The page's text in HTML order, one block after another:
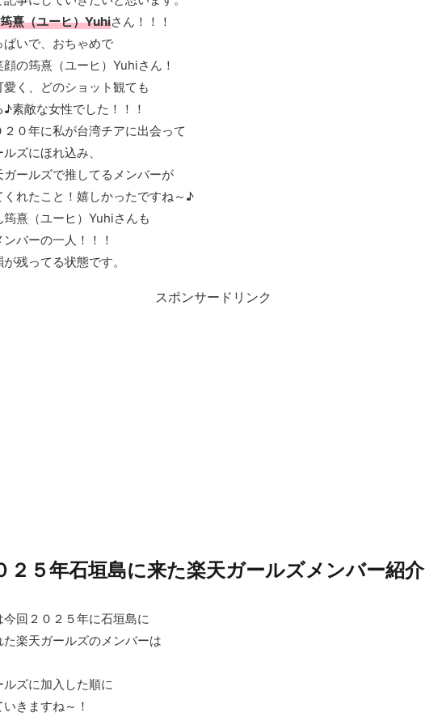
筠熹（ユーヒ）Yuhiさん！！！
ぱいで、おちゃめで
の筠熹（ユーヒ）Yuhiさん！
愛く、どのショット観ても
素敵な女性でした！！！
２０年に私が台湾チアに出会って
ズにほれ込み、
ガールズで推してるメンバーが
くれたこと！嬉しかったですね～♪
筠熹（ユーヒ）Yuhiさんも
バーの一人！！！
が残ってる状態です。
スポンサードリンク
２５年石垣島に来た楽天ガールズメンバー紹介
今回２０２５年に石垣島に
た楽天ガールズのメンバーは
ルズに加入した順に
きますね～！